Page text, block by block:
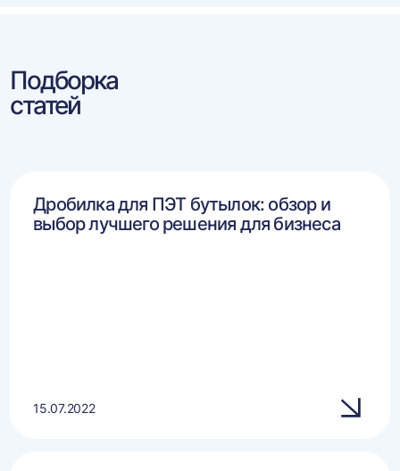
Подборка
статей
Дробилка для ПЭТ бутылок: обзор и
выбор лучшего решения для бизнеса
15.07.2022